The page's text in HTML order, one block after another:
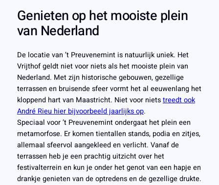
Genieten op het mooiste plein
van Nederland
De locatie van ’t Preuvenemint is natuurlijk uniek. Het
Vrijthof geldt niet voor niets als het mooiste plein van
Nederland. Met zijn historische gebouwen, gezellige
terrassen en bruisende sfeer vormt het al eeuwenlang het
kloppend hart van Maastricht. Niet voor nietstreedt ook
André Rieu hier bijvoorbeeld jaarlijks op.
Speciaal voor ’t Preuvenemint ondergaat het plein een
metamorfose. Er komen tientallen stands, podia en zitjes,
allemaal sfeervol aangekleed en verlicht. Vanaf de
terrassen heb je een prachtig uitzicht over het
festivalterrein en kun je onder het genot van een hapje en
drankje genieten van de optredens en de gezellige drukte.